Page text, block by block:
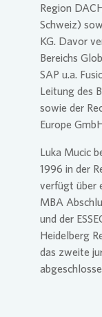
Region
Schweiz)
KG. Davor
Bereichs
SAP u.a.
Leitung des
sowie der
Europe
Luka Mucic
1996 in der
verfügt über
MBA
und der
Heidelberg
das zweite